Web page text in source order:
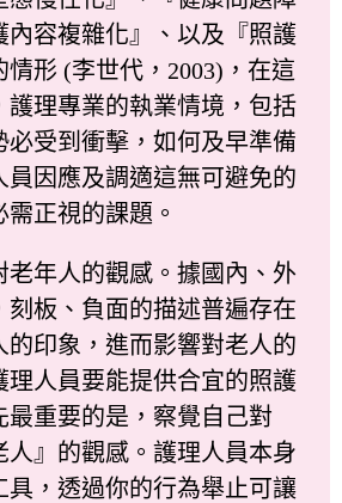
內容複雜化』、以及『照護
情形 (李世代，2003)，在這
護理專業的執業情境，包括
必受到衝擊，如何及早準備
員因應及調適這無可避免的
正視的課題。
年人的觀感。據國內、外
刻板、負面的描述普遍存在
的印象，進而影響對老人的
理人員要能提供合宜的照護
最重要的是，察覺自己對
人』的觀感。護理人員本身
具，透過你的行為舉止可讓